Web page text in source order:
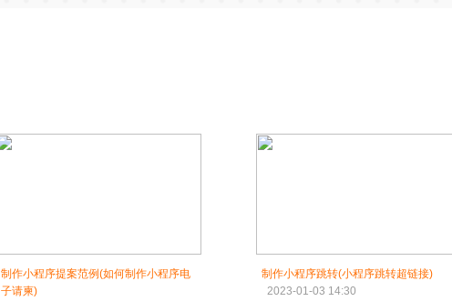
制作小程序提案范例(如何制作小程序电
子请柬)
制作小程序跳转(小程序跳转超链接)
2023-01-03 14:30